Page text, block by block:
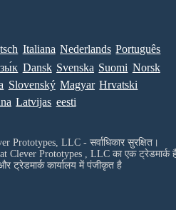
Italiana Nederlands Português
Dansk Svenska Suomi Norsk
Slovenský Magyar Hrvatski
Latvijas eesti
Prototypes, LLC - सर्वाधिकार सुरक्षित।
Clever Prototypes , LLCका एक ट्रेडमार्क
ट्रेडमार्क कार्यालय में पंजीकृत है